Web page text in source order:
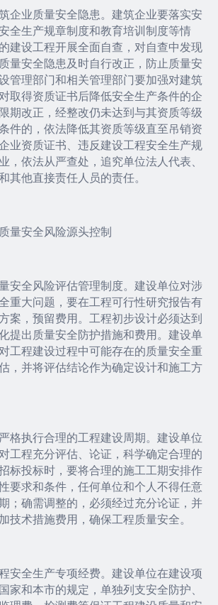
企业质量安全隐患。建筑企业要落实安
全生产规章制度和教育培训制度等情
建设工程开展全面自查，对自查中发现
量安全隐患及时自行改正，防止质量安
管理部门和相关管理部门要加强对建筑
取得资质证书后降低安全生产条件的企
期改正，经整改仍未达到与其资质等级
件的，依法降低其资质等级直至吊销资
业资质证书、违反建设工程安全生产规
，依法从严查处，追究单位法人代表、
其他直接责任人员的责任。
量安全风险源头控制
安全风险评估管理制度。建设单位对涉
重大问题，要在工程可行性研究报告有
案，预留费用。工程初步设计必须达到
提出质量安全防护措施和费用。建设单
工程建设过程中可能存在的质量安全重
，并将评估结论作为确定设计和施工方
格执行合理的工程建设周期。建设单位
工程充分评估、论证，科学确定合理的
标投标时，要将合理的施工工期安排作
要求和条件，任何单位和个人不得任意
；确需调整的，必须经过充分论证，并
技术措施费用，确保工程质量安全。
安全生产专项经费。建设单位在建设项
家和本市的规定，单独列支安全防护、